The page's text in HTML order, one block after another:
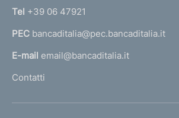
n
a
l
Tel +39 06 47921
PEC bancaditalia@pec.bancaditalia.it
E-mail email@bancaditalia.it
Contatti